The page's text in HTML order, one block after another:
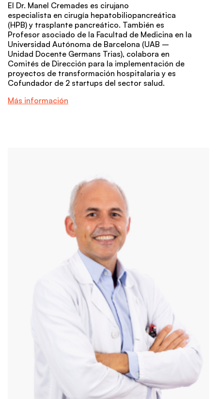
El Dr. Manel Cremades es cirujano
especialista en cirugía hepatobiliopancreática
(HPB) y trasplante pancreático. También es
Profesor asociado de la Facultad de Medicina en la
Universidad Autónoma de Barcelona (UAB –
Unidad Docente Germans Trias), colabora en
Comités de Dirección para la implementación de
proyectos de transformación hospitalaria y es
Cofundador de 2 startups del sector salud.
Más información